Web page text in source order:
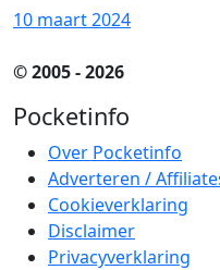
10 maart 2024
© 2005 - 2026
Pocketinfo
Over Pocketinfo
Adverteren /
Cookieverklaring
Disclaimer
Privacyverklaring